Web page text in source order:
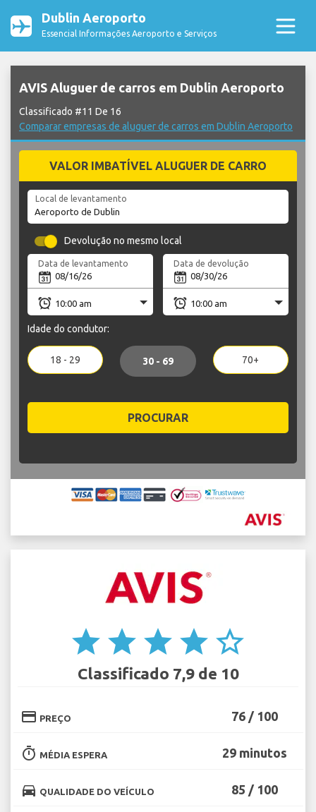
Dublin Aeroporto
Essencial Informações Aeroporto e Serviços
AVIS Aluguer de carros em Dublin Aeroporto
Classificado #11 De 16
Comparar empresas de aluguer de carros em Dublin Aeroporto
VALOR IMBATÍVEL ALUGUER DE CARRO
Local de levantamento
Devolução no mesmo local
Data de levantamento Data de devolução
Idade do condutor:
18 - 29 30 - 69 70+
PROCURAR
star star star star star_border
Classificado 7,9 de 10
credit_card PREÇO 76 / 100
timer MÉDIA ESPERA 29 minutos
directions_car QUALIDADE DO VEÍCULO 85 / 100